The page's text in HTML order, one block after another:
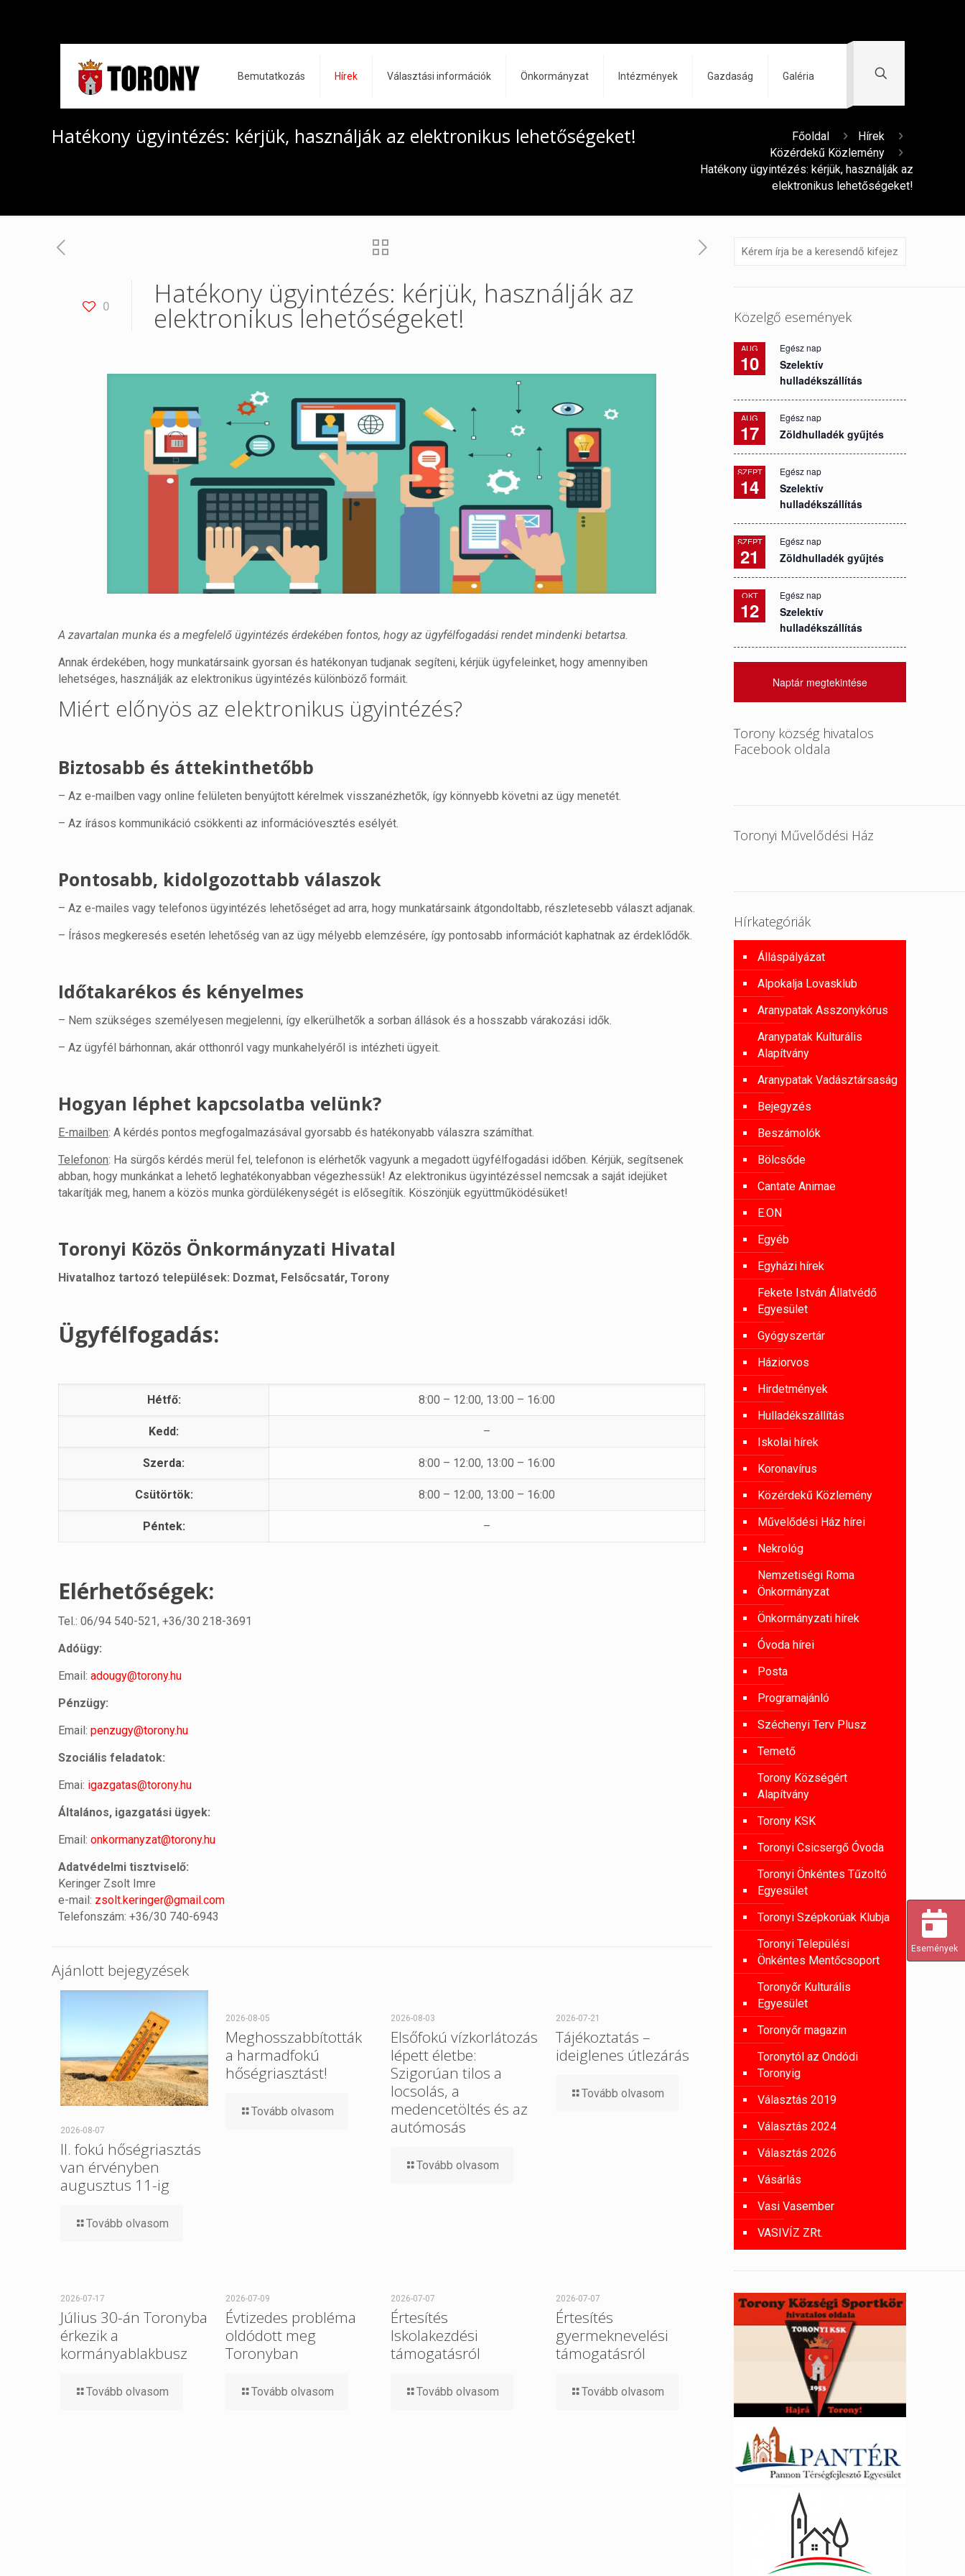
Bemutatkozás Hírek Választási információk Önkormányzat Intézmények Gazdaság Galéria
Hatékony ügyintézés: kérjük, használják az elektronikus lehetőségeket! Főoldal
Hírek
Közérdekű Közlemény
Hatékony ügyintézés: kérjük, használják az
elektronikus lehetőségeket!
0 Hatékony ügyintézés: kérjük, használják az
elektronikus lehetőségeket!
A zavartalan munka és a megfelelő ügyintézés érdekében fontos, hogy az ügyfélfogadási rendet mindenki betartsa.
Annak érdekében, hogy munkatársaink gyorsan és hatékonyan tudjanak segíteni, kérjük ügyfeleinket, hogy amennyiben
lehetséges, használják az elektronikus ügyintézés különböző formáit.
Miért előnyös az elektronikus ügyintézés?
Biztosabb és áttekinthetőbb
– Az e-mailben vagy online felületen benyújtott kérelmek visszanézhetők, így könnyebb követni az ügy menetét.
– Az írásos kommunikáció csökkenti az információvesztés esélyét.
Pontosabb, kidolgozottabb válaszok
– Az e-mailes vagy telefonos ügyintézés lehetőséget ad arra, hogy munkatársaink átgondoltabb, részletesebb választ adjanak.
– Írásos megkeresés esetén lehetőség van az ügy mélyebb elemzésére, így pontosabb információt kaphatnak az érdeklődők.
Időtakarékos és kényelmes
– Nem szükséges személyesen megjelenni, így elkerülhetők a sorban állások és a hosszabb várakozási idők.
– Az ügyfél bárhonnan, akár otthonról vagy munkahelyéről is intézheti ügyeit.
Hogyan léphet kapcsolatba velünk?
E-mailben: A kérdés pontos megfogalmazásával gyorsabb és hatékonyabb válaszra számíthat.
Telefonon: Ha sürgős kérdés merül fel, telefonon is elérhetők vagyunk a megadott ügyfélfogadási időben. Kérjük, segítsenek
abban, hogy munkánkat a lehető leghatékonyabban végezhessük! Az elektronikus ügyintézéssel nemcsak a saját idejüket
takarítják meg, hanem a közös munka gördülékenységét is elősegítik. Köszönjük együttműködésüket!
Toronyi Közös Önkormányzati Hivatal
Hivatalhoz tartozó települések: Dozmat, Felsőcsatár, Torony
Ügyfélfogadás:
Hétfő: 8:00 – 12:00, 13:00 – 16:00
Kedd: –
Szerda: 8:00 – 12:00, 13:00 – 16:00
Csütörtök: 8:00 – 12:00, 13:00 – 16:00
Péntek: –
Elérhetőségek:
Tel.: 06/94 540-521, +36/30 218-3691
Adóügy:
Email:adougy@torony.hu
Pénzügy:
Email:penzugy@torony.hu
Szociális feladatok:
Emai: igazgatas@torony.hu
Általános, igazgatási ügyek:
Email:onkormanyzat@torony.hu
Adatvédelmi tisztviselő:
Keringer Zsolt Imre
e-mail: zsolt.keringer@gmail.com
Telefonszám: +36/30 740-6943
Ajánlott bejegyzések
2026-08-07
II. fokú hőségriasztás
van érvényben
augusztus 11-ig
Tovább olvasom
2026-08-05
Meghosszabbították
a harmadfokú
hőségriasztást!
Tovább olvasom
2026-08-03
Elsőfokú vízkorlátozás
lépett életbe:
Szigorúan tilos a
locsolás, a
medencetöltés és az
autómosás
Tovább olvasom
2026-07-21
Tájékoztatás –
ideiglenes útlezárás
Tovább olvasom
2026-07-17
Július 30-án Toronyba
érkezik a
kormányablakbusz
Tovább olvasom
2026-07-09
Évtizedes probléma
oldódott meg
Toronyban
Tovább olvasom
2026-07-07
Értesítés
Iskolakezdési
támogatásról
Tovább olvasom
2026-07-07
Értesítés
gyermeknevelési
támogatásról
Tovább olvasom
Közelgő események
AUG
10
Egész nap
Szelektív
hulladékszállítás
AUG
17
Egész nap
Zöldhulladék gyűjtés
SZEPT
14
Egész nap
Szelektív
hulladékszállítás
SZEPT
21
Egész nap
Zöldhulladék gyűjtés
OKT
12
Egész nap
Szelektív
hulladékszállítás
Naptár megtekintése
Torony község hivatalos
Facebook oldala
Toronyi Művelődési Ház
Hírkategóriák
Álláspályázat
Alpokalja Lovasklub
Aranypatak Asszonykórus
Aranypatak Kulturális
Alapítvány
Aranypatak Vadásztársaság
Bejegyzés
Beszámolók
Bölcsőde
Cantate Animae
E.ON
Egyéb
Egyházi hírek
Fekete István Állatvédő
Egyesület
Gyógyszertár
Háziorvos
Hirdetmények
Hulladékszállítás
Iskolai hírek
Koronavírus
Közérdekű Közlemény
Művelődési Ház hírei
Nekrológ
Nemzetiségi Roma
Önkormányzat
Önkormányzati hírek
Óvoda hírei
Posta
Programajánló
Széchenyi Terv Plusz
Temető
Torony Községért
Alapítvány
Torony KSK
Toronyi Csicsergő Óvoda
Toronyi Önkéntes Tűzoltó
Egyesület
Toronyi Szépkorúak Klubja
Toronyi Települési
Önkéntes Mentőcsoport
Toronyőr Kulturális
Egyesület
Toronyőr magazin
Toronytól az Ondódi
Toronyig
Választás 2019
Választás 2024
Választás 2026
Vásárlás
Vasi Vasember
VASIVÍZ ZRt.
Események